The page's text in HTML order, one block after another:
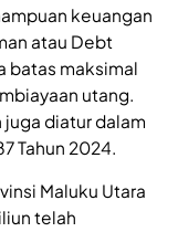
keuangan
atau Debt
batas maksimal
utang.
diatur dalam
Tahun 2024.
Maluku Utara
telah